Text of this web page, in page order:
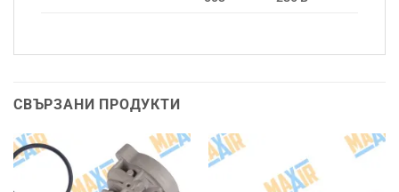
СВЪРЗАНИ ПРОДУКТИ